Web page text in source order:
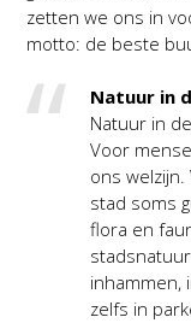
zetten we ons in
motto: de beste
Natuur in
Natuur in
Voor
ons
stad soms
flora en
inhammen,
zelfs in